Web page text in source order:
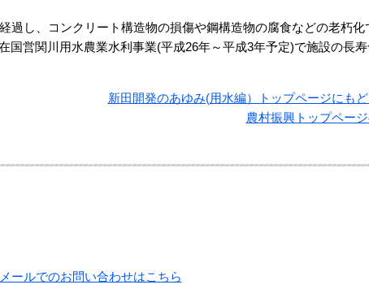
過し、コンクリート構造物の損傷や鋼構造物の腐食などの老朽化
国営関川用水農業水利事業(平成26年～平成3年予定)で施設の長寿
新田開発のあゆみ(用水編）トップページにもど
農村振興トップペー
メールでのお問い合わせはこちら